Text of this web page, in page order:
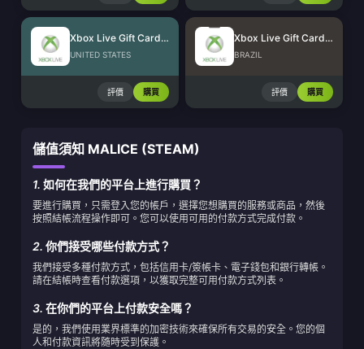
Xbox Live Gift Card (US)
UNITED STATES
評價 購買
Xbox Live Gift Card (BR)
BRAZIL
評價 購買
儲值須知 MALICE (STEAM)
1. 如何在我們的平台上進行購買？
要進行購買，只需登入您的帳戶，選擇您想購買的服務或商品，然後
按照結帳流程操作即可。您可以使用可用的付款方式完成付款。
2. 你們接受哪些付款方式？
我們接受多種付款方式，包括信用卡/簽帳卡、電子錢包和銀行轉帳。
請在結帳時查看付款選項，以獲取完整可用付款方式列表。
3. 在你們的平台上付款安全嗎？
是的，我們使用業界標準的加密技術來確保所有交易的安全。您的個
人和付款資訊將隨時受到保護。